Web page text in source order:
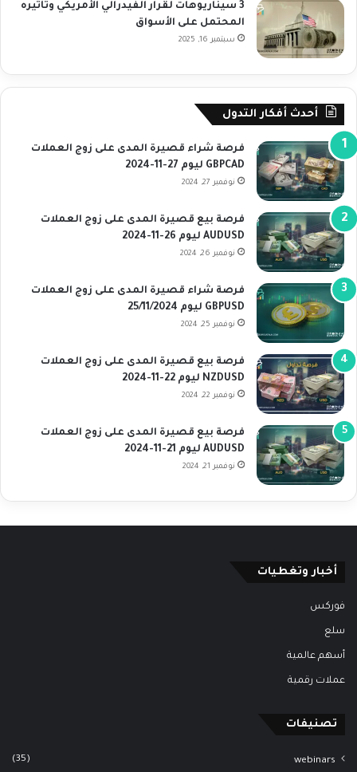
3 سيناريوهات لقرار الفيدرالي الأمريكي وتأثيره
المحتمل على الأسواق
سبتمبر 16, 2025
أحدث أفكار التدول
فرصة شراء قصيرة المدى على زوج العملات
GBPCAD ليوم 27-11-2024
نوفمبر 27, 2024
فرصة بيع قصيرة المدى على زوج العملات
AUDUSD ليوم 26-11-2024
نوفمبر 26, 2024
فرصة شراء قصيرة المدى على زوج العملات
GBPUSD ليوم 25/11/2024
نوفمبر 25, 2024
فرصة بيع قصيرة المدى على زوج العملات
NZDUSD ليوم 22-11-2024
نوفمبر 22, 2024
فرصة بيع قصيرة المدى على زوج العملات
AUDUSD ليوم 21-11-2024
نوفمبر 21, 2024
أخبار وتغطيات
فوركس
سلع
أسهم عالمية
عملات رقمية
تصنيفات
webinars
(35)